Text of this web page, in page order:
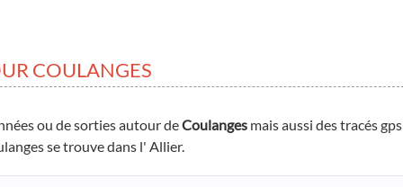
COULANGES
ou de sorties autour deCoulanges mais aussi des tracés gps
se trouve dans l' Allier.